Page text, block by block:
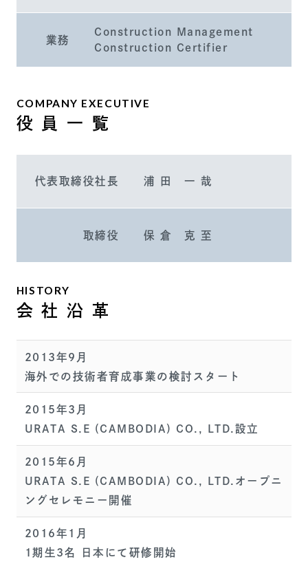
業務
Construction Management
Construction Certifier
COMPANY EXECUTIVE
役 員 一 覧
代表取締役社長 浦 田 一 哉
取締役 保 倉 克 至
HISTORY
会 社 沿 革
2013年9月
海外での技術者育成事業の検討スタート
2015年3月
URATA S.E (CAMBODIA) CO., LTD.設立
2015年6月
URATA S.E (CAMBODIA) CO., LTD.オープニ
ングセレモニー開催
2016年1月
1期生3名 日本にて研修開始